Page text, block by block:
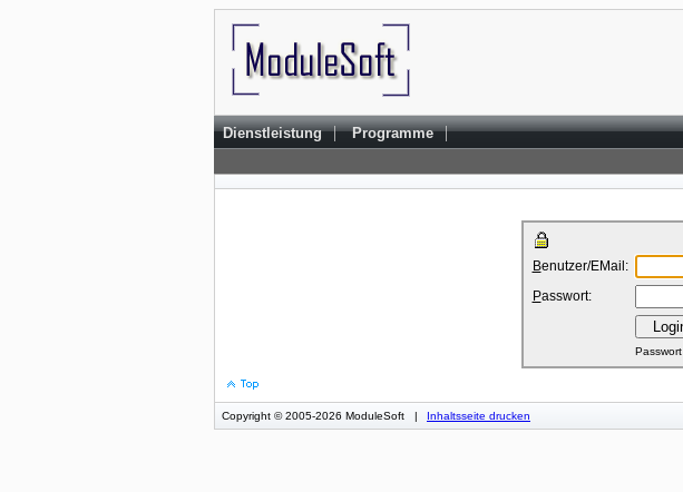
Dienstleistung | Programme |
Benutzer/EMail:
Passwort:
Passwort
Copyright © 2005-2026 ModuleSoft | Inhaltsseite drucken